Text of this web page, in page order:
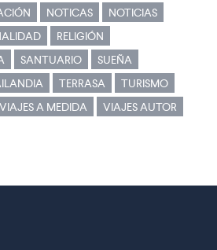
NOTICAS
NOTICIAS
RELIGIÓN
SANTUARIO
SUEÑA
TERRASA
TURISMO
VIAJES A MEDIDA
VIAJES AUTOR